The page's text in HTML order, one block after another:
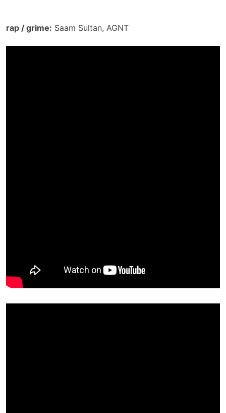
rap / grime: Saam Sultan, AGNT